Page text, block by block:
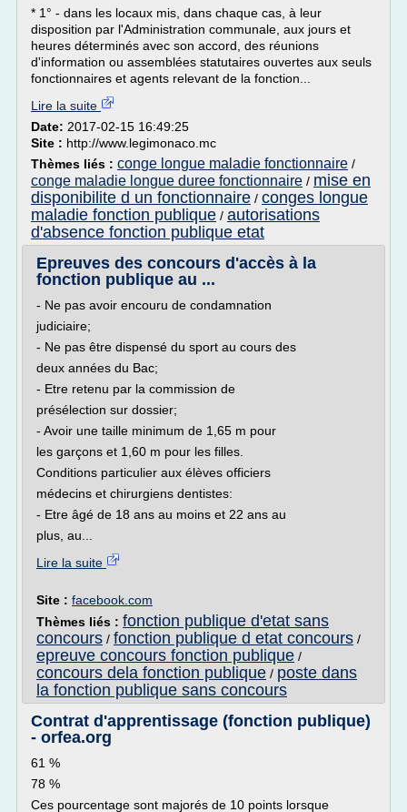
* 1° - dans les locaux mis, dans chaque cas, à leur
disposition par l'Administration communale, aux jours et
heures déterminés avec son accord, des réunions
d'information ou assemblées statutaires ouvertes aux seuls
fonctionnaires et agents relevant de la fonction...
Lire la suite
Date: 2017-02-15 16:49:25
Site : http://www.legimonaco.mc
Thèmes liés : conge longue maladie fonctionnaire /
conge maladie longue duree fonctionnaire / mise en
disponibilite d un fonctionnaire / conges longue
maladie fonction publique / autorisations
d'absence fonction publique etat
Epreuves des concours d'accès à la
fonction publique au ...
- Ne pas avoir encouru de condamnation
judiciaire;
- Ne pas être dispensé du sport au cours des
deux années du Bac;
- Etre retenu par la commission de
présélection sur dossier;
- Avoir une taille minimum de 1,65 m pour
les garçons et 1,60 m pour les filles.
Conditions particulier aux élèves officiers
médecins et chirurgiens dentistes:
- Etre âgé de 18 ans au moins et 22 ans au
plus, au...
Lire la suite
Site : facebook.com
Thèmes liés : fonction publique d'etat sans
concours / fonction publique d etat concours /
epreuve concours fonction publique /
concours dela fonction publique / poste dans
la fonction publique sans concours
Contrat d'apprentissage (fonction publique)
- orfea.org
61 %
78 %
Ces pourcentage sont majorés de 10 points lorsque